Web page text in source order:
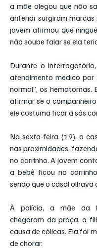
a mãe alegou que não
anterior surgiram
jovem afirmou que
não soube falar se ela
Durante o
atendimento médico
normal”, os
afirmar se o
ele costuma ficar a sós
Na sexta-feira (19), o
nas proximidades,
no carrinho. A jovem
a bebê ficou no
sendo que o casal olhava
À polícia, a mãe da
chegaram da praça, a
causa de cólicas. Ela foi
de chorar.